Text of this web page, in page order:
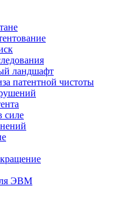
ландшафт
патентной чистоты
силе
ЭВМ